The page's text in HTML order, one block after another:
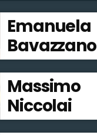
Emanuela
Bavazzano
Massimo
Niccolai